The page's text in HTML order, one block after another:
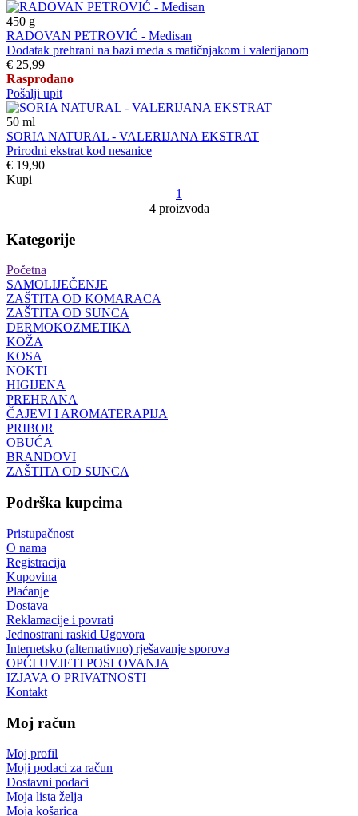
450 g
RADOVAN PETROVIĆ - Medisan
Dodatak prehrani na bazi meda s matičnjakom i valerijanom
€ 25,99
Rasprodano
Pošalji upit
50 ml
SORIA NATURAL - VALERIJANA EKSTRAT
Prirodni ekstrat kod nesanice
€ 19,90
Kupi
1
4 proizvoda
Kategorije
Početna
SAMOLIJEČENJE
ZAŠTITA OD KOMARACA
ZAŠTITA OD SUNCA
DERMOKOZMETIKA
KOŽA
KOSA
NOKTI
HIGIJENA
PREHRANA
ČAJEVI I AROMATERAPIJA
PRIBOR
OBUĆA
BRANDOVI
ZAŠTITA OD SUNCA
Podrška kupcima
Pristupačnost
O nama
Registracija
Kupovina
Plaćanje
Dostava
Reklamacije i povrati
Jednostrani raskid Ugovora
Internetsko (alternativno) rješavanje sporova
OPĆI UVJETI POSLOVANJA
IZJAVA O PRIVATNOSTI
Kontakt
Moj račun
Moj profil
Moji podaci za račun
Dostavni podaci
Moja lista želja
Moja košarica